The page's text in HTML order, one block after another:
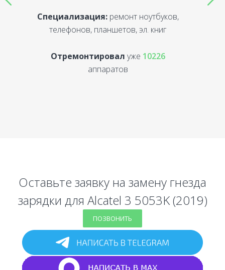
Специализация:ремонт ноутбуков,
телефонов, планшетов, эл. книг
Отремонтировал уже 10226
аппаратов
Оставьте заявку на замену гнезда
зарядки для Alcatel 3 5053K (2019)
ПОЗВОНИТЬ